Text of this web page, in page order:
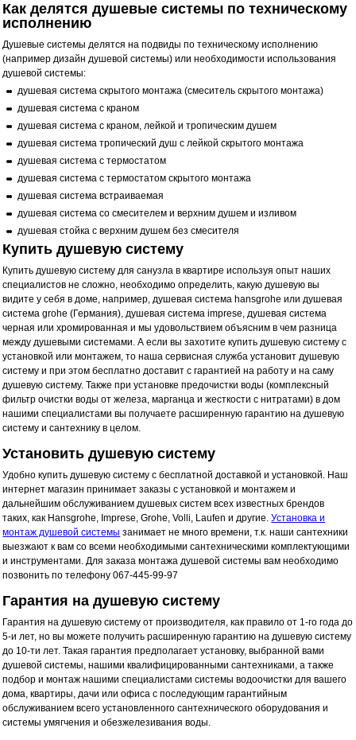
Как делятся душевые системы по техническому
исполнению
Душевые системы делятся на подвиды по техническому исполнению
(например дизайн душевой системы) или необходимости использования
душевой системы:
душевая система скрытого монтажа (смеситель скрытого монтажа)
душевая система с краном
душевая система с краном, лейкой и тропическим душем
душевая система тропический душ с лейкой скрытого монтажа
душевая система с термостатом
душевая система с термостатом скрытого монтажа
душевая система встраиваемая
душевая система со смесителем и верхним душем и изливом
душевая стойка с верхним душем без смесителя
Купить душевую систему
Купитьдушевую систему для санузла в квартире используя опыт наших
специалистов не сложно, необходимо определить, какую душевую вы
видите у себя в доме, например, душевая система hansgrohe или душевая
система grohe (Германия), душевая система imprese, душевая система
черная или хромированная и мы удовольствием объясним в чем разница
между душевыми системами. А если вы захотите купить душевую систему с
установкой или монтажем, то наша сервисная служба установит душевую
систему и при этом бесплатно доставит с гарантией на работу и на саму
душевую систему. Также при установке предочистки воды (комплексный
фильтр очистки воды от железа, марганца и жесткости с нитратами) в дом
нашими специалистами вы получаете расширенную гарантию на душевую
систему и сантехнику в целом.
Установить душевую систему
Удобно купить душевую систему с бесплатной доставкой и установкой. Наш
интернет магазин принимает заказы с установкой и монтажем и
дальнейшим обслуживанием душевых систем всех известных брендов
таких, как Hansgrohe, Imprese, Grohe, Volli, Laufen и другие.Установка и
монтаж душевой системы занимает не много времени, т.к. наши сантехники
выезжают к вам со всеми необходимыми сантехническими комплектующими
и инструментами. Для заказа монтажа душевой системы вам необходимо
позвонить по телефону 067-445-99-97
Гарантия на душевую систему
Гарантия на душевую систему от производителя, как правило от 1-го года до
5-и лет, но вы можете получить расширенную гарантию на душевую систему
до 10-ти лет. Такая гарантия предполагает установку, выбранной вами
душевой системы, нашими квалифицированными сантехниками, а также
подбор и монтаж нашими специалистами системы водоочистки для вашего
дома, квартиры, дачи или офиса с последующим гарантийным
обслуживанием всего установленного сантехнического оборудования и
системы умягчения и обезжелезивания воды.